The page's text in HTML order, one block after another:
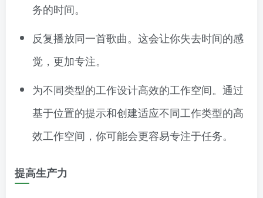
务的时间。
反复播放同一首歌曲。这会让你失去时间的感
觉，更加专注。
为不同类型的工作设计高效的工作空间。通过
基于位置的提示和创建适应不同工作类型的高
效工作空间，你可能会更容易专注于任务。
提高生产力